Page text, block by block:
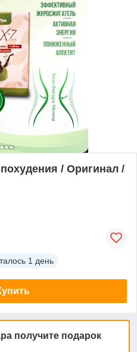
/ Оригинал /
1 день
получите подарок